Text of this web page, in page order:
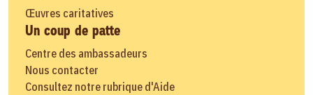
Œuvres caritatives
Un coup de patte
Centre des ambassadeurs
Nous contacter
Consultez notre rubrique d'Aide